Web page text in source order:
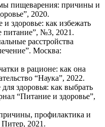
пищеварения: причины и
2020.
здоровье: как избежать
питание”, №3, 2021.
расстройства
Москва:
в рационе: как она
“Наука”, 2022.
здоровья: как выбрать
“Питание и здоровье”,
профилактика и
Питер, 2021.